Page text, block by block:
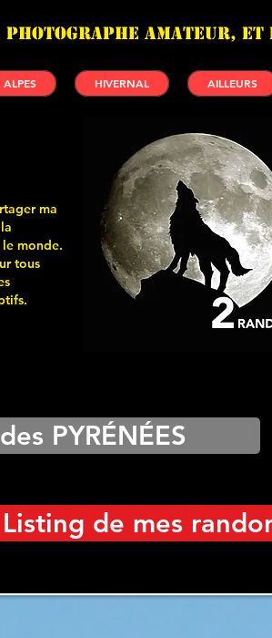
photographe amateur,
ALPES HIVERNAL AILLEURS
ma
monde.
tous
PYRÉNÉES
Listing de mes